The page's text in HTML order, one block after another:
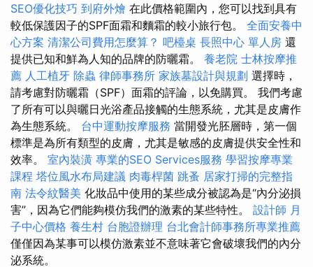
SEO優化技巧 到府外燴 在此價格範圍內，您可以找到具有
較低保護因子的SPF面霜和麵霜的較小旅行包。 全面安養中
心方案 清潔公司費用怎麼算？ 吧檯桌 長照中心 單人房 還
提供已知和鮮為人知的品牌的防曬霜。 養老院 士林按摩推
薦 人工植牙 除蟲 律師事務所 家族墓設計與規劃 選擇時，
請考慮對防曬霜（SPF）面霜的評論，以免購買。 我們考慮
了所有可以與曬日光浴產品接觸的生態系統，尤其是皮膚作
為生態系統。 台中運動按摩服務 當開發光胚層時，第一個
標準是為所有類型的皮膚，尤其是敏感的皮膚提供安全性和
效率。 室內裝潢 專業的SEO Services服務 學習按摩專業
課程 塔位風水布局建議 肉毒桿菌 跳蚤 居家打掃的完整指
南 法令紋醫美 化妝品中使用的某些成分被認為是“內分泌損
害”，因為它們能夠模仿我們的激素的某些特性。 設計師 月
子中心價格 養生村 台胞證辦理 台北會計師事務所專業推薦
僅僅因為某事可以模仿激素並不意味著它會破壞我們的內分
泌系統。